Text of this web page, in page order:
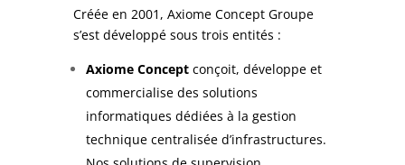
Créée en 2001, Axiome Concept Groupe
s’est développé sous trois entités :
Axiome Conceptconçoit, développe et
commercialise des solutions
informatiques dédiées à la gestion
technique centralisée d’infrastructures.